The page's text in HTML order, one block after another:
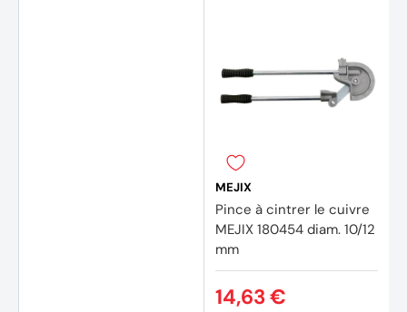
MEJIX
Pince à cintrer le cuivre
MEJIX 180454 diam. 10/12
mm
14,63 €